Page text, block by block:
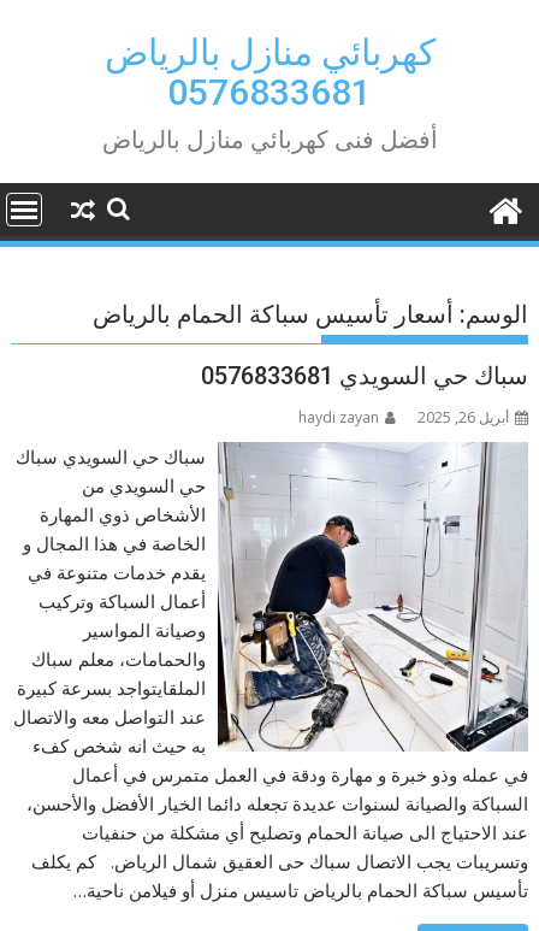
كهربائي منازل بالرياض
0576833681
أفضل فنى كهربائي منازل بالرياض
الوسم: أسعار تأسيس سباكة الحمام بالرياض
سباك حي السويدي 0576833681
أبريل 26, 2025 haydi zayan
سباك حي السويدي سباك
حي السويدي من
الأشخاص ذوي المهارة
الخاصة في هذا المجال و
يقدم خدمات متنوعة في
أعمال السباكة وتركيب
وصيانة المواسير
والحمامات، معلم سباك
الملقايتواجد بسرعة كبيرة
عند التواصل معه والاتصال
به حيث انه شخص كفء
في عمله وذو خبرة و مهارة ودقة في العمل متمرس في أعمال
السباكة والصيانة لسنوات عديدة تجعله دائما الخيار الأفضل والأحسن،
عند الاحتياج الى صيانة الحمام وتصليح أي مشكلة من حنفيات
وتسريبات يجب الاتصال سباك حى العقيق شمال الرياض. كم يكلف
تأسيس سباكة الحمام بالرياض تاسيس منزل أو فيلامن ناحية…